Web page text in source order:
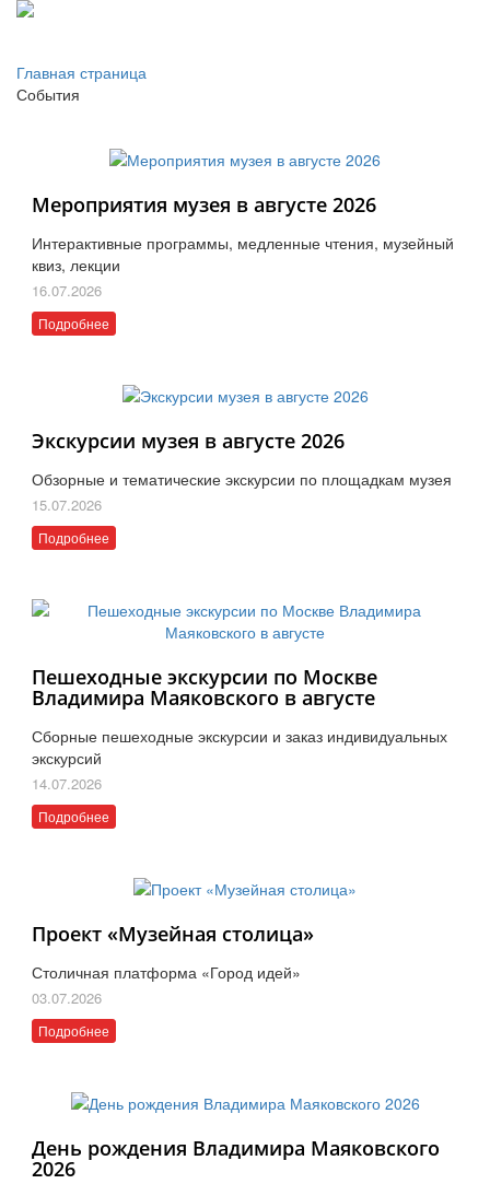
Главная страница
События
Мероприятия музея в августе 2026
Интерактивные программы, медленные чтения, музейный
квиз, лекции
16.07.2026
Подробнее
Экскурсии музея в августе 2026
Обзорные и тематические экскурсии по площадкам музея
15.07.2026
Подробнее
Пешеходные экскурсии по Москве
Владимира Маяковского в августе
Сборные пешеходные экскурсии и заказ индивидуальных
экскурсий
14.07.2026
Подробнее
Проект «Музейная столица»
Столичная платформа «Город идей»
03.07.2026
Подробнее
День рождения Владимира Маяковского
2026